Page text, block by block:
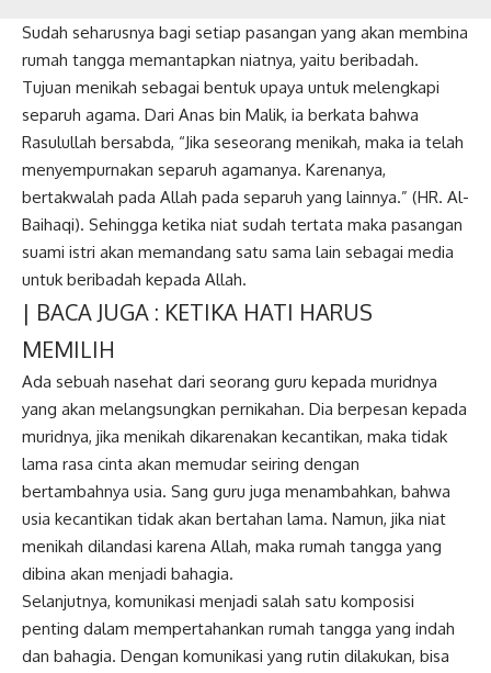
Sudah seharusnya bagi setiap pasangan yang akan membina
rumah tangga memantapkan niatnya, yaitu beribadah.
Tujuan menikah sebagai bentuk upaya untuk melengkapi
separuh agama. Dari Anas bin Malik, ia berkata bahwa
Rasulullah bersabda, “Jika seseorang menikah, maka ia telah
menyempurnakan separuh agamanya. Karenanya,
bertakwalah pada Allah pada separuh yang lainnya.” (HR. Al-
Baihaqi). Sehingga ketika niat sudah tertata maka pasangan
suami istri akan memandang satu sama lain sebagai media
untuk beribadah kepada Allah.
| BACA JUGA : KETIKA HATI HARUS
MEMILIH
Ada sebuah nasehat dari seorang guru kepada muridnya
yang akan melangsungkan pernikahan. Dia berpesan kepada
muridnya, jika menikah dikarenakan kecantikan, maka tidak
lama rasa cinta akan memudar seiring dengan
bertambahnya usia. Sang guru juga menambahkan, bahwa
usia kecantikan tidak akan bertahan lama. Namun, jika niat
menikah dilandasi karena Allah, maka rumah tangga yang
dibina akan menjadi bahagia.
Selanjutnya, komunikasi menjadi salah satu komposisi
penting dalam mempertahankan rumah tangga yang indah
dan bahagia. Dengan komunikasi yang rutin dilakukan, bisa